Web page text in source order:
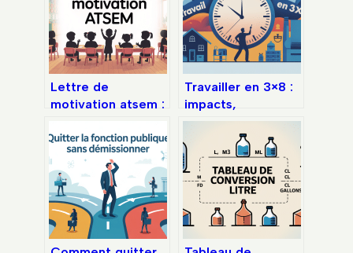
Lettre de
motivation atsem :
modèles efficaces
et conseils
concrets
Travailler en 3×8 :
impacts,
contraintes et
solutions
concrètes